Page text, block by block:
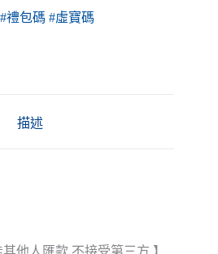
#禮包碼 #虛寶碼
描述
他人匯款 不接受第三方 】